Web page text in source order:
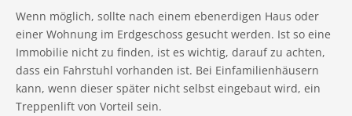
Wenn möglich, sollte nach einem ebenerdigen Haus oder
einer Wohnung im Erdgeschoss gesucht werden. Ist so eine
Immobilie nicht zu finden, ist es wichtig, darauf zu achten,
dass ein Fahrstuhl vorhanden ist. Bei Einfamilienhäusern
kann, wenn dieser später nicht selbst eingebaut wird, ein
Treppenlift von Vorteil sein.